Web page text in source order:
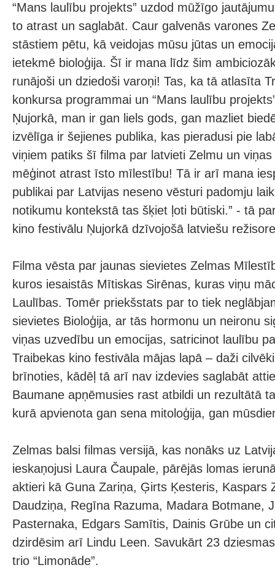
“Mans laulību projekts” uzdod mūžīgo
to atrast un saglabāt. Caur galvenās varones
stāstiem pētu, kā veidojas mūsu jūtas un
ietekmē bioloģija. Šī ir mana līdz šim
runājoši un dziedoši varoņi! Tas, ka tā atlasīta
konkursa programmai un “Mans laulību
Ņujorkā, man ir gan liels gods, gan mazliet
izvēlīga ir šejienes publika, kas pieradusi pie
viņiem patiks šī filma par latvieti Zelmu un
mēģinot atrast īsto mīlestību! Tā ir arī mana
publikai par Latvijas neseno vēsturi padomju
notikumu kontekstā tas šķiet ļoti būtiski.” - tā
kino festivālu Ņujorkā dzīvojošā latviešu
Filma vēsta par jaunas sievietes Zelmas
kuros iesaistās Mītiskas Sirēnas, kuras viņu
Laulības. Tomēr priekšstats par to tiek
sievietes Bioloģija, ar tās hormonu un neironu
viņas uzvedību un emocijas, satricinot laulību
Traibekas kino festivāla mājas lapā – daži
brīnoties, kādēļ tā arī nav izdevies saglabāt
Baumane apņēmusies rast atbildi un rezultātā
kurā apvienota gan sena mitoloģija, gan
Zelmas balsi filmas versijā, kas nonāks uz
ieskaņojusi Laura Čaupale, pārējās lomas
aktieri kā Guna Zariņa, Ģirts Ķesteris, Kaspars
Daudziņa, Regīna Razuma, Madara Botmane,
Pasternaka, Edgars Samītis, Dainis Grūbe un
dzirdēsim arī Lindu Leen. Savukārt 23
trio “Limonāde”.